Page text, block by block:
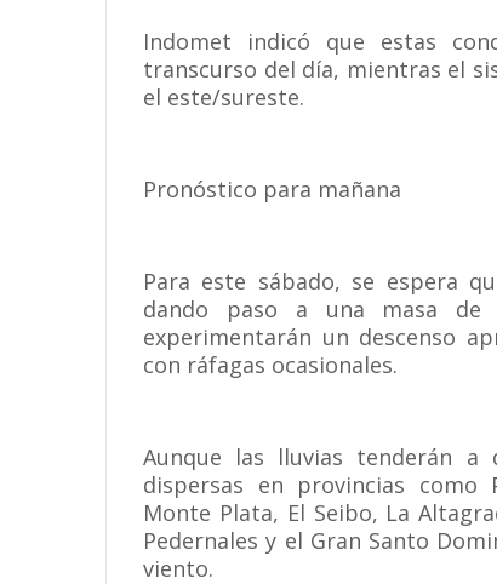
Indomet indicó que estas
transcurso del día, mientras el
el este/sureste.
Pronóstico para mañana
Para este sábado, se espera
dando paso a una masa de
experimentarán un descenso
con ráfagas ocasionales.
Aunque las lluvias tenderán a
dispersas en provincias como
Monte Plata, El Seibo, La
Pedernales y el Gran Santo
viento.